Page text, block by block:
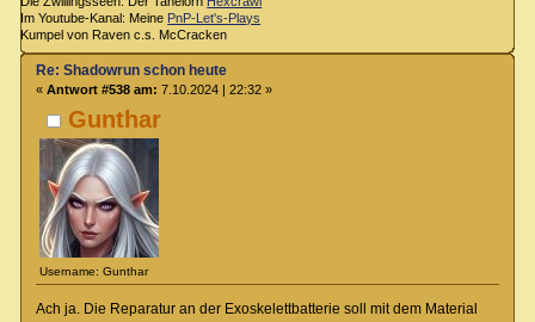
Im Youtube-Kanal: Meine PnP-Let's-Plays
Kumpel von Raven c.s. McCracken
Gunthar
Username: Gunthar
Re: Shadowrun schon heute
« Antwort #538 am: 7.10.2024 | 22:32 »
Ach ja. Die Reparatur an der Exoskelettbatterie soll mit dem Material